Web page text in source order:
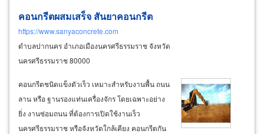
คอนกรีตผสมเสร็จ สันยาคอนกรีต
https://www.sanyaconcrete.com
ตำบลปากนคร อำเภอเมืองนครศรีธรรมราช จังหวัด
นครศรีธรรมราช 80000
คอนกรีตชนิดแข็งตัวเร็ว เหมาะสำหรับงานพื้น ถนน
ลาน หรือ ฐานรองแท่นเครื่องจักร โดยเฉพาะอย่าง
ยิ่ง งานซ่อมถนน ที่ต้องการเปิดใช้งานเร็ว
นครศรีธรรมราช หรือจังหวัดใกล้เคียง คอนกรีตกัน